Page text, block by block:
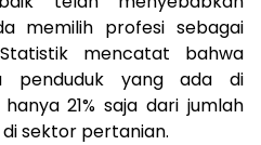
memilih profesi sebagai
mencatat bahwa
penduduk yang ada di
21% saja dari jumlah
sektor pertanian.